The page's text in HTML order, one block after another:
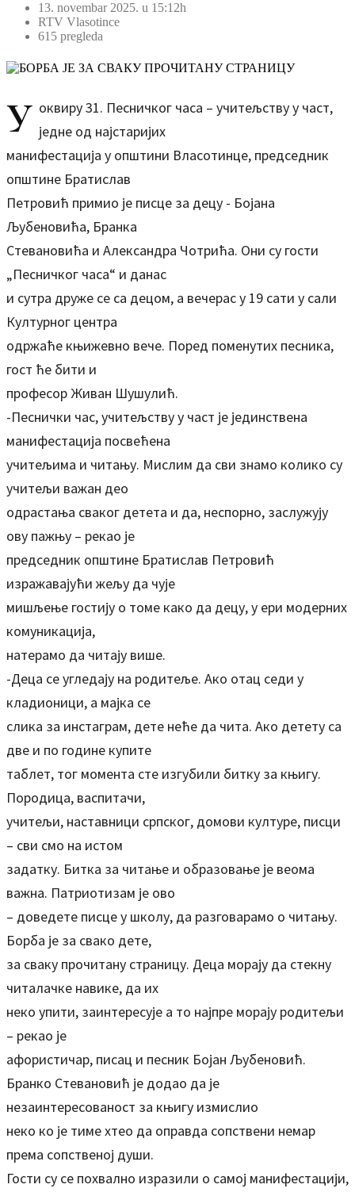
13. novembar 2025. u 15:12h
RTV Vlasotince
615 pregleda
У оквиру 31. Песничког часа – учитељству у част,
једне од најстаријих
манифестација у општини Власотинце, председник
општине Братислав
Петровић примио је писце за децу - Бојана
Љубеновића, Бранка
Стевановића и Александра Чотрића. Они су гости
„Песничког часа“ и данас
и сутра друже се са децом, а вечерас у 19 сати у сали
Културног центра
одржаће књижевно вече. Поред поменутих песника,
гост ће бити и
професор Живан Шушулић.
-Песнички час, учитељству у част је јединствена
манифестација посвећена
учитељима и читању. Мислим да сви знамо колико су
учитељи важан део
одрастања сваког детета и да, неспорно, заслужују
ову пажњу – рекао је
председник општине Братислав Петровић
изражавајући жељу да чује
мишљење гостију о томе како да децу, у ери модерних
комуникација,
натерамо да читају више.
-Деца се угледају на родитеље. Ако отац седи у
кладионици, а мајка се
слика за инстаграм, дете неће да чита. Ако детету са
две и по године купите
таблет, тог момента сте изгубили битку за књигу.
Породица, васпитачи,
учитељи, наставници српског, домови културе, писци
– сви смо на истом
задатку. Битка за читање и образовање је веома
важна. Патриотизам је ово
– доведете писце у школу, да разговарамо о читању.
Борба је за свако дете,
за сваку прочитану страницу. Деца морају да стекну
читалачке навике, да их
неко упити, заинтересује а то најпре морају родитељи
– рекао је
афористичар, писац и песник Бојан Љубеновић.
Бранко Стевановић је додао да је
незаинтересованост за књигу измислио
неко ко је тиме хтео да оправда сопствени немар
према сопственој души.
Гости су се похвално изразили о самој манифестацији,